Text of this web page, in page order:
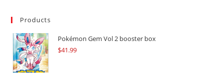
Products
Pokémon Gem Vol 2 booster box
$41.99